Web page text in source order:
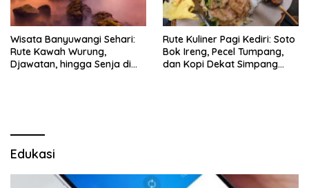
Wisata Banyuwangi Sehari:
Rute Kawah Wurung,
Djawatan, hingga Senja di
Rute Kuliner Pagi Kediri: Soto
Bok Ireng, Pecel Tumpang,
dan Kopi Dekat Simpang
Edukasi